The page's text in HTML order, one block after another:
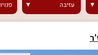
עזיבה